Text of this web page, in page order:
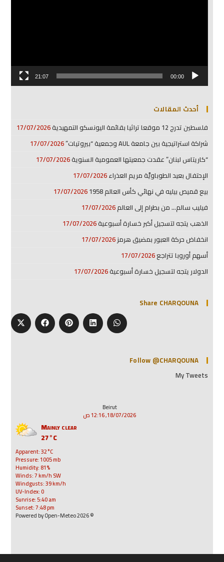
00:00
21:07
أحدث المقالات
فلسطين تدرج 12 موقعا تراثيا بقائمة اليونسكو التمهيدية
17/07/2026
شراكة استراتيجية بين جامعة AUL وجمعية “بيروتيات”
17/07/2026
“كاريتاس لبنان” عقدت جمعيتها العمومية السنوية17/07/2026
الإحتفال بعيد الطوباويَّة مريم العذراء17/07/2026
بيع قميص بيليه في نهائي كأس العالم 1958
17/07/2026
فيليب سالم… من بطرام إلى العالم17/07/2026
الذهب يتجه لتسجيل أكبر خسارة أسبوعية17/07/2026
انخفاض حركة العبور بمضيق هرمز17/07/2026
أسهم أوروبا تتراجع17/07/2026
الدولار يتجه لتسجيل خسارة أسبوعية17/07/2026
Share CHARQOUNA
Follow @CHARQOUNA
My Tweets
Beirut
18/07/2026, 12:16 ص
Mainly clear
27°C
Apparent: 32°C
Pressure: 1005 mb
Humidity: 81%
Winds: 7 km/h SW
Windgusts: 39 km/h
UV-Index: 0
Sunrise: 5:40 am
Sunset: 7:48 pm
© 2026 Powered by Open-Meteo